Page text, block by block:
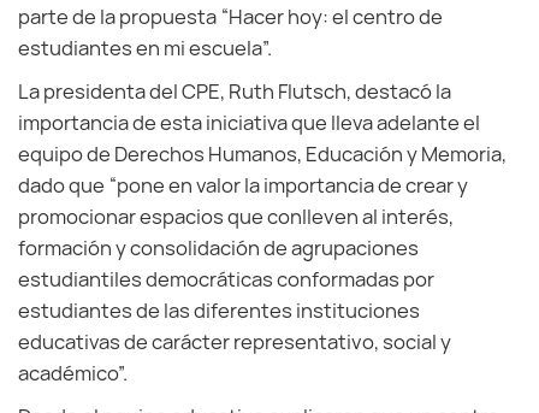
parte de la propuesta “Hacer hoy: el centro de
estudiantes en mi escuela”.
La presidenta del CPE, Ruth Flutsch, destacó la
importancia de esta iniciativa que lleva adelante el
equipo de Derechos Humanos, Educación y Memoria,
dado que “pone en valor la importancia de crear y
promocionar espacios que conlleven al interés,
formación y consolidación de agrupaciones
estudiantiles democráticas conformadas por
estudiantes de las diferentes instituciones
educativas de carácter representativo, social y
académico”.